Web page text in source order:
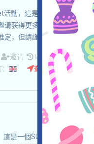
動，這是一個MEME聚合
请获得更多！注：特別提示
定，但請謹慎並自負安全！
邀请
收录时间: 2026/
查阅详情
是一個SUI共享交易基礎設